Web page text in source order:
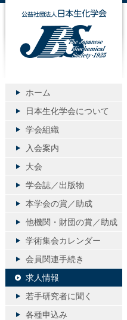
ホーム
日本生化学会について
学会組織
入会案内
大会
学会誌／出版物
本学会の賞／助成
他機関・財団の賞／助成
学術集会カレンダー
会員関連手続き
求人情報
若手研究者に聞く
各種申込み